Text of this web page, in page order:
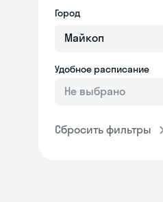
Город
Удобное расписание
Не выбрано
Сбросить фильтры